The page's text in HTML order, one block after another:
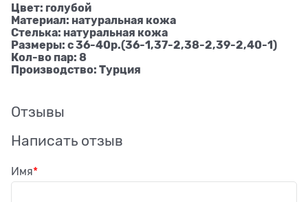
Цвет: голубой
Материал: натуральная кожа
Стелька: натуральная кожа
Размеры: с 36-40р.(36-1,37-2,38-2,39-2,40-1)
Кол-во пар: 8
Производство: Турция
Отзывы
Написать отзыв
Имя